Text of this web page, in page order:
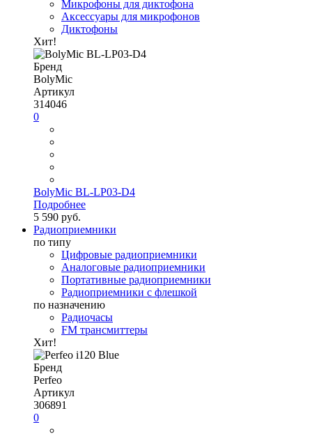
Микрофоны для диктофона
Аксессуары для микрофонов
Диктофоны
Хит!
Бренд
BolyMic
Артикул
314046
0
BolyMic BL-LP03-D4
Подробнее
5 590 руб.
Радиоприемники
по типу
Цифровые радиоприемники
Аналоговые радиоприемники
Портативные радиоприемники
Радиоприемники с флешкой
по назначению
Радиочасы
FM трансмиттеры
Хит!
Бренд
Perfeo
Артикул
306891
0